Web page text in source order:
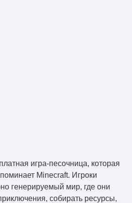
игра-песочница, которая
Minecraft. Игроки
генерируемый мир, где они
собирать ресурсы,